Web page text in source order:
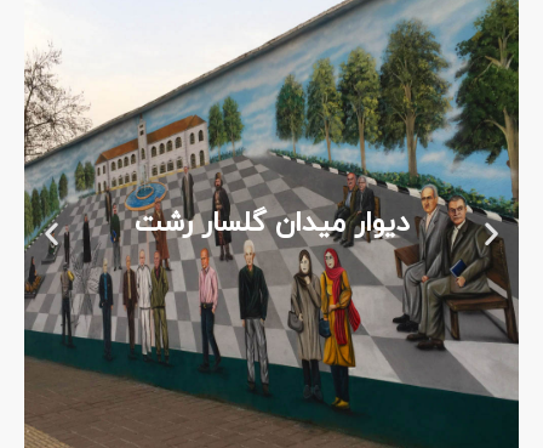
دیوار میدان گلسار رشت